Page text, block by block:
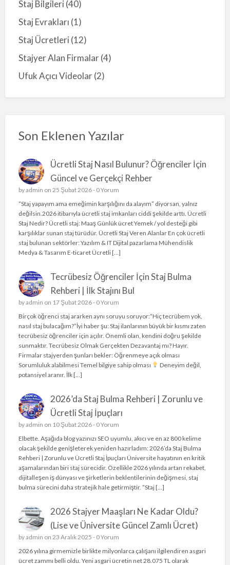
Staj Bilgileri (40)
Staj Evrakları (1)
Staj Ücretleri (12)
Stajyer Alan Firmalar(4)
Ufuk Açıcı Videolar(2)
Son Eklenen Yazılar
Ücretli Staj Nasıl Bulunur? Öğrenciler İçin
Güncel ve Gerçekçi Rehber
byadmin on 25 Şubat 2026 - 0 Yorum
“Staj yapayım ama emeğimin karşılığını da alayım” diyorsan, yalnız
değilsin.2026 itibarıyla ücretli staj imkanları ciddi şekilde arttı. Ücretli
Staj Nedir? Ücretli staj: Maaş Günlük ücret Yemek / yol desteği gibi
karşılıklar sunan staj türüdür. Ücretli Staj Veren Alanlar En çok ücretli
staj bulunan sektörler: Yazılım & IT Dijital pazarlama Mühendislik
Medya & Tasarım E-ticaret Ücretli […]
Tecrübesiz Öğrenciler İçin Staj Bulma
Rehberi | İlk Stajını Bul
byadmin on 17 Şubat 2026 - 0 Yorum
Birçok öğrenci staj ararken aynı soruyu soruyor:“Hiç tecrübem yok,
nasıl staj bulacağım?”İyi haber şu: Staj ilanlarının büyük bir kısmı zaten
tecrübesiz öğrenciler için açılır. Önemli olan, kendini doğru şekilde
sunmaktır. Tecrübesiz Olmak Gerçekten Dezavantaj mı? Hayır.
Firmalar stajyerden şunları bekler: Öğrenmeye açık olması
Sorumluluk alabilmesi Temel bilgiye sahip olması
Deneyim değil,
potansiyel aranır. İlk […]
2026’da Staj Bulma Rehberi | Zorunlu ve
Ücretli Staj İpuçları
byadmin on 10 Şubat 2026 - 0 Yorum
Elbette. Aşağıda blog yazınızı SEO uyumlu, akıcı ve en az 800 kelime
olacak şekilde genişleterek yeniden hazırladım: 2026’da Staj Bulma
Rehberi | Zorunlu ve Ücretli Staj İpuçları Üniversite hayatının en kritik
aşamalarından biri staj sürecidir. Özellikle 2026 yılında artan rekabet,
dijitalleşen iş dünyası ve şirketlerin beklentilerinin değişmesi, staj
bulma sürecini daha stratejik hale getirmiştir. “Staj […]
2026 Stajyer Maaşları Ne Kadar Oldu?
(Lise ve Üniversite Güncel Zamlı Ücret)
byadmin on 23 Aralık 2025 - 0 Yorum
2026 yılına girmemizle birlikte milyonlarca çalışanı ilgilendiren asgari
ücret zammı belli oldu. Yeni asgari ücretin net 28.075 TL olarak